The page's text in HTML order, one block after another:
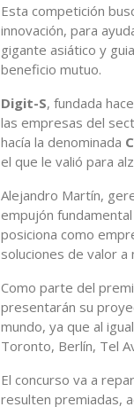
Esta competición
innovación, para
gigante asiático y
beneficio mutuo.
Digit-S, fundada
las empresas del
hacía la denominada
el que le valió para
Alejandro Martín,
empujón
posiciona como
soluciones de valor
Como parte del
presentarán su
mundo, ya que al
Toronto, Berlín, Tel
El concurso va a
resulten premiadas,